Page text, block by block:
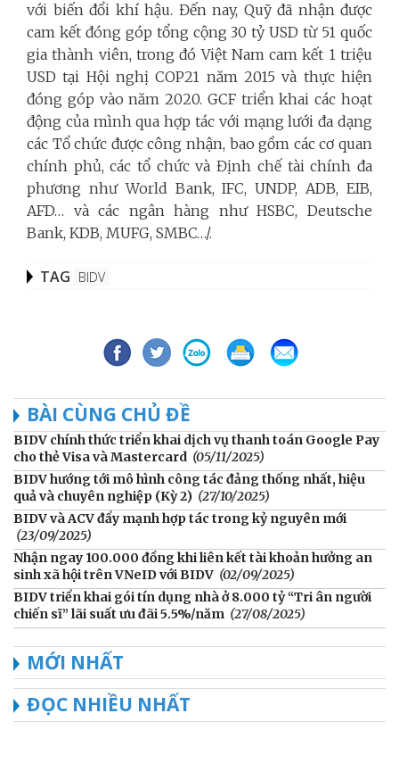
với biến đổi khí hậu. Đến nay, Quỹ đã nhận được
cam kết đóng góp tổng cộng 30 tỷ USD từ 51 quốc
gia thành viên, trong đó Việt Nam cam kết 1 triệu
USD tại Hội nghị COP21 năm 2015 và thực hiện
đóng góp vào năm 2020. GCF triển khai các hoạt
động của mình qua hợp tác với mạng lưới đa dạng
các Tổ chức được công nhận, bao gồm các cơ quan
chính phủ, các tổ chức và Định chế tài chính đa
phương như World Bank, IFC, UNDP, ADB, EIB,
AFD… và các ngân hàng như HSBC, Deutsche
Bank, KDB, MUFG, SMBC…/.
TAG BIDV
BÀI CÙNG CHỦ ĐỀ
BIDV chính thức triển khai dịch vụ thanh toán Google Pay
cho thẻ Visa và Mastercard (05/11/2025)
BIDV hướng tới mô hình công tác đảng thống nhất, hiệu
quả và chuyên nghiệp (Kỳ 2) (27/10/2025)
BIDV và ACV đẩy mạnh hợp tác trong kỷ nguyên mới
(23/09/2025)
Nhận ngay 100.000 đồng khi liên kết tài khoản hưởng an
sinh xã hội trên VNeID với BIDV (02/09/2025)
BIDV triển khai gói tín dụng nhà ở 8.000 tỷ “Tri ân người
chiến sĩ” lãi suất ưu đãi 5.5%/năm (27/08/2025)
MỚI NHẤT
ĐỌC NHIỀU NHẤT